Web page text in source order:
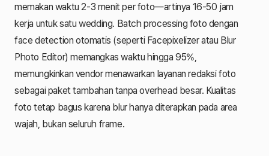
memakan waktu 2-3 menit per foto—artinya 16-50 jam
kerja untuk satu wedding. Batch processing foto dengan
face detection otomatis (seperti Facepixelizer atau Blur
Photo Editor) memangkas waktu hingga 95%,
memungkinkan vendor menawarkan layanan redaksi foto
sebagai paket tambahan tanpa overhead besar. Kualitas
foto tetap bagus karena blur hanya diterapkan pada area
wajah, bukan seluruh frame.